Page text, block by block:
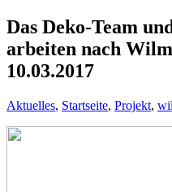
Das Deko-Team
arbeiten nach
10.03.2017
Aktuelles, Startseite, Projekt,